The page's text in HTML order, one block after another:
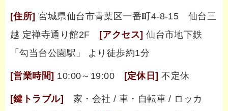
[住所] 宮城県仙台市青葉区一番町4-8-15 仙台三
越 定禅寺通り館2F [アクセス] 仙台市地下鉄
「勾当台公園駅」 より徒歩約1分
[営業時間] 10:00～19:00 [定休日] 不定休
[鍵トラブル] 家・会社 / 車・自転車 / ロッカ